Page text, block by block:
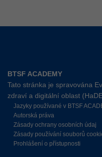
BTSF ACADEMY
Tato stránka je spravována
zdraví a digitální oblast
Jazyky používané v BTSF
Autorská práva
Zásady ochrany osobních údaj
Zásady používání souborů
Prohlášení o přístupnosti